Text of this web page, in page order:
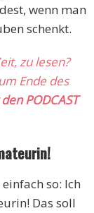
wenn man
schenkt.
zu lesen?
Ende des
PODCAST
so: Ich
Das soll